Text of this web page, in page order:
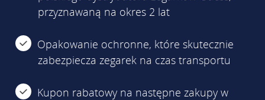
przyznawaną na okres 2 lat
Opakowanie ochronne, które skutecznie
zabezpiecza zegarek na czas transportu
Kupon rabatowy na następne zakupy w